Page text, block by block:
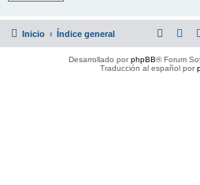
Inicio Índice general
Desarrollado porphpBB® Forum
Traducción al español por